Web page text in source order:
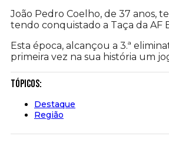
João Pedro Coelho, de 37 anos,
tendo conquistado a Taça da AF
Esta época, alcançou a 3.ª
primeira vez na sua história um
Tópicos:
Destaque
Região